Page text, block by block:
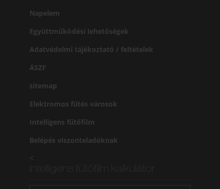
Napelem
Együttműködési lehetőségek
Adatvédelmi tájékoztató / feltételek
ÁSZF
sitemap
Elektromos fűtés városok
Intelligens fűtőfilm
Belépés viszonteladóknak
<